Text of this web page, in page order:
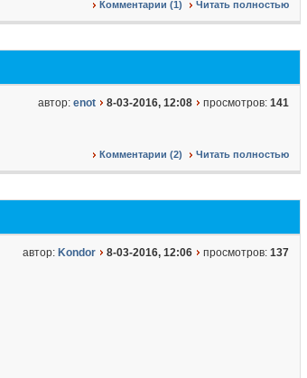
Комментарии (1) Читать полностью
автор: enot 8-03-2016, 12:08 просмотров: 141
Комментарии (2) Читать полностью
автор: Kondor 8-03-2016, 12:06 просмотров: 137